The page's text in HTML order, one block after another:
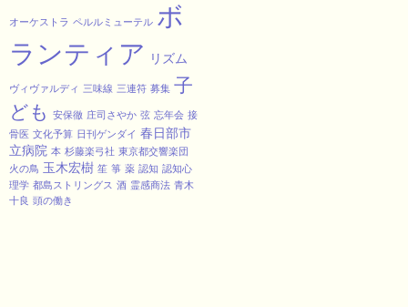
オーケストラ ペルルミューテル ボ
ランティア
リズム
ヴィヴァルディ 三味線 三連符 募集 子
ども
安保徹 庄司さやか 弦 忘年会 接
骨医 文化予算 日刊ゲンダイ 春日部市
立病院 本 杉藤楽弓社 東京都交響楽団
火の鳥 玉木宏樹 笙 箏 薬 認知 認知心
理学 都島ストリングス 酒 霊感商法 青木
十良 頭の働き